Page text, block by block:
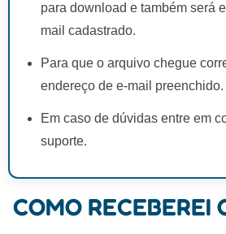
para download e também será
mail cadastrado.
Para que o arquivo chegue
endereço de e-mail preenchido.
Em caso de dúvidas entre em
suporte.
COMO RECEBEREI